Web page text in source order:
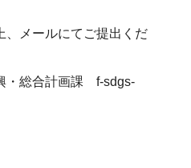
メールにてご提出くだ
・総合計画課 f-sdgs-